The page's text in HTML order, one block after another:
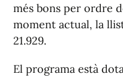
més bons per ordre
moment actual, la
21.929.
El programa està